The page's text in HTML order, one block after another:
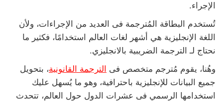
الإجراء.
تُستخدم البطاقة المُترجمة فى العديد من الإجراءات، ولأن
اللغة الإنجليزية هي أشهر لغات العالم استخدامًا، فكثير ما
نحتاج لـ الترجمة الضريبية بالانجليزي.
وهُنا، يقوم مُترجم متخصص فى
الترجمة القانونية، بتحويل
جميع البيانات للإنجليزية باحترافية، وهو ما يُسهل عليك
استخدامها الرسمي فى عشرات الدول حول العالم، تتحدث